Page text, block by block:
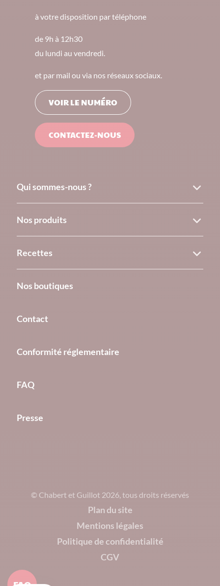
à votre disposition par téléphone
de 9h à 12h30
du lundi au vendredi.
et par mail ou via nos réseaux sociaux.
VOIR LE NUMÉRO
CONTACTEZ-NOUS
Qui sommes-nous ?
Nos produits
Recettes
Nos boutiques
Contact
Conformité réglementaire
FAQ
Presse
© Chabert et Guillot 2026, tous droits réservés
Plan du site
Mentions légales
Politique de confidentialité
CGV